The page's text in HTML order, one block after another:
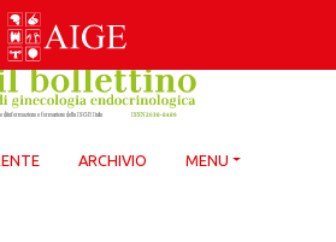
ARCHIVIO MENU